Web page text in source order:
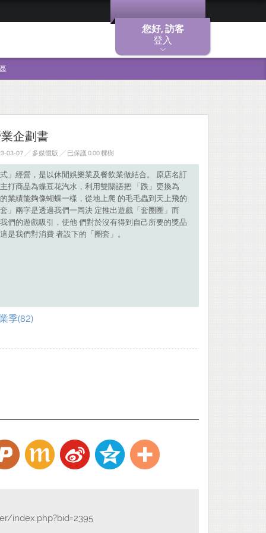
您好, 訪客
登入
企劃書
03-07 ╱ 多媒體版 ╱ 已保護 0.00 棵樹
」經營，是以休閒娛樂業及餐飲業做結合。 原店名訂
打商品為蝶豆花汽水，利用雙關語把 「跌」更換為
業績能夠像蝴蝶一樣，從地上爬 的毛毛蟲到天上飛的
」兩字是透過我們一同決 定推出遊戲「套圈圈」而
們的遊戲吸引，使他 們對於沒有得到自己所要的獎品
是我們對消費 者設下的「圈套」。
季(82)
index.php?bid=2395